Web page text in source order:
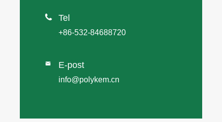
 Tel
+86-532-84688720
 E-post
info@polykem.cn